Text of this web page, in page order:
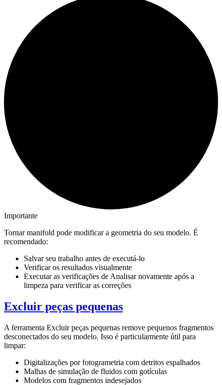
Importante
Tornar manifold pode modificar a geometria do seu modelo. É
recomendado:
Salvar seu trabalho antes de executá-lo
Verificar os resultados visualmente
Executar as verificações de Analisar novamente após a
limpeza para verificar as correções
Excluir peças pequenas
A ferramenta Excluir peças pequenas remove pequenos fragmentos
desconectados do seu modelo. Isso é particularmente útil para
limpar:
Digitalizações por fotogrametria com detritos espalhados
Malhas de simulação de fluidos com gotículas
Modelos com fragmentos indesejados